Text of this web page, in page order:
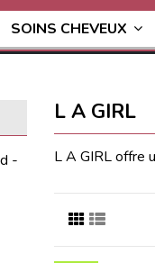
SOINS CHEVEUX
L A GIRL
L A GIRL offre
-